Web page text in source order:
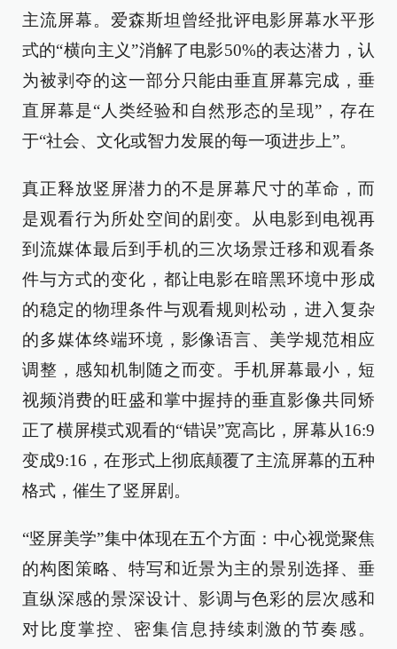
主流屏幕。爱森斯坦曾经批评电影屏幕水平形
式的“横向主义”消解了电影50%的表达潜力，认
为被剥夺的这一部分只能由垂直屏幕完成，垂
直屏幕是“人类经验和自然形态的呈现”，存在
于“社会、文化或智力发展的每一项进步上”。
真正释放竖屏潜力的不是屏幕尺寸的革命，而
是观看行为所处空间的剧变。从电影到电视再
到流媒体最后到手机的三次场景迁移和观看条
件与方式的变化，都让电影在暗黑环境中形成
的稳定的物理条件与观看规则松动，进入复杂
的多媒体终端环境，影像语言、美学规范相应
调整，感知机制随之而变。手机屏幕最小，短
视频消费的旺盛和掌中握持的垂直影像共同矫
正了横屏模式观看的“错误”宽高比，屏幕从16:9
变成9:16，在形式上彻底颠覆了主流屏幕的五种
格式，催生了竖屏剧。
“竖屏美学”集中体现在五个方面：中心视觉聚焦
的构图策略、特写和近景为主的景别选择、垂
直纵深感的景深设计、影调与色彩的层次感和
对比度掌控、密集信息持续刺激的节奏感。